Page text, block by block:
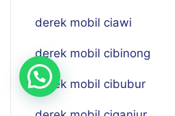
derek mobil ciawi
derek mobil cibinong
derek mobil cibubur